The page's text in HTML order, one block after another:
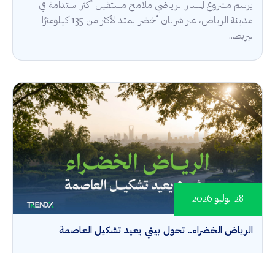
يرسم مشروع المسار الرياضي ملامح مستقبل أكثر استدامة في
مدينة الرياض، عبر شريان أخضر يمتد لأكثر من 135 كيلومترًا
ليربط...
الرياض الخضراء.. تحول بيئي يعيد تشكيل العاصمة
28 يوليو 2026